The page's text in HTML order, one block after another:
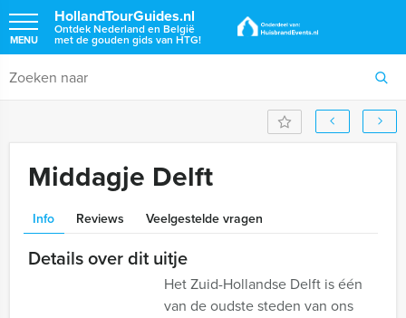
HollandTourGuides.nl
Ontdek Nederland en België
met de gouden gids van HTG!
MENU
Middagje Delft
Info Reviews Veelgestelde vragen
Details over dit uitje
Het Zuid-Hollandse Delft is één
van de oudste steden van ons